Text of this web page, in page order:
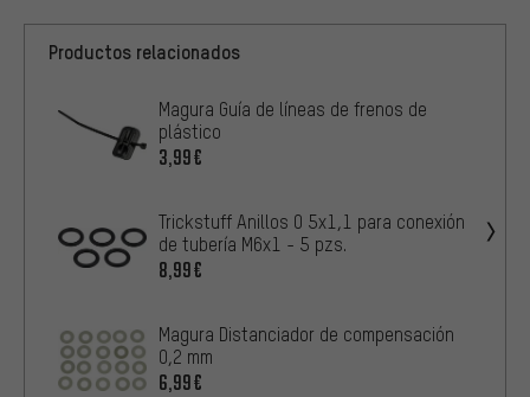
Productos relacionados
Magura Guía de líneas de frenos de
plástico
3,99€
Trickstuff Anillos O 5x1,1 para conexión
de tubería M6x1 - 5 pzs.
8,99€
Magura Distanciador de compensación
0,2 mm
6,99€